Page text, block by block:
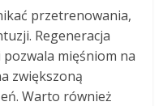
przetrenowania,
Regeneracja
mięśniom na
zwiększoną
Warto również